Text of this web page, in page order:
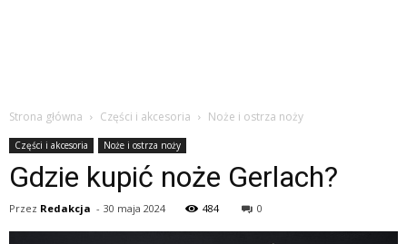
Strona główna Części i akcesoria Noże i ostrza noży
Części i akcesoria Noże i ostrza noży
Gdzie kupić noże Gerlach?
Przez Redakcja - 30 maja 2024 484 0